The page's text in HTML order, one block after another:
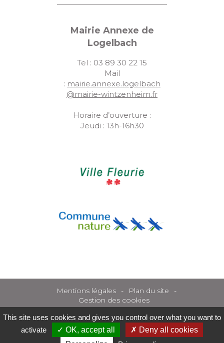
Mairie Annexe de
Logelbach
Tel : 03 89 30 22 15
Mail
: mairie.annexe.logelbach
@mairie-wintzenheim.fr
Horaire d’ouverture :
Jeudi : 13h-16h30
Mentions légales
Plan du site
Gestion des cookies
This site uses cookies and gives you control over what you want to
activate
OK, accept all
Deny all cookies